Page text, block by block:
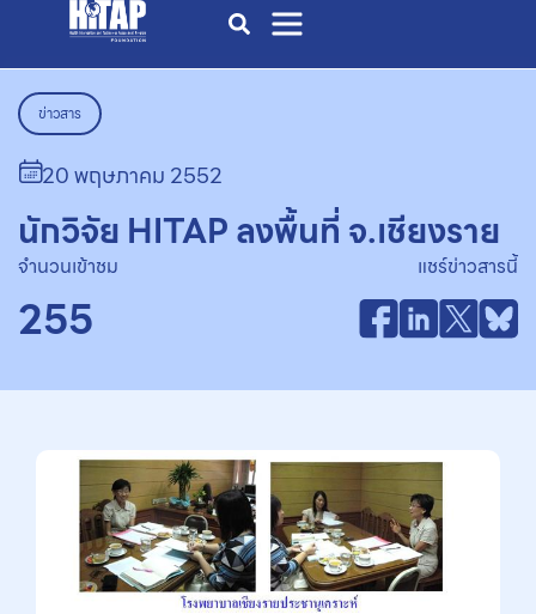
ข่าวสาร
20 พฤษภาคม 2552
นักวิจัย HITAP ลงพื้นที่ จ.เชียงราย
จำนวนเข้าชม
255
แชร์ข่าวสารนี้